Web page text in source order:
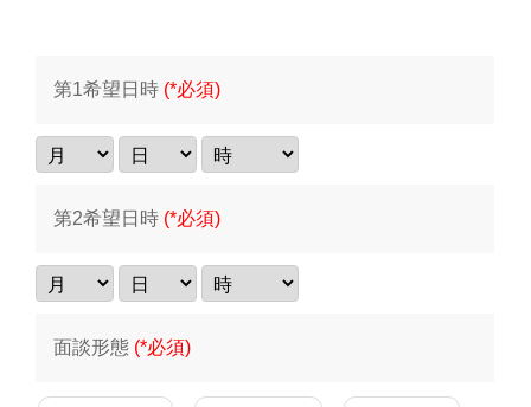
第1希望日時 (*必須)
第2希望日時 (*必須)
面談形態 (*必須)